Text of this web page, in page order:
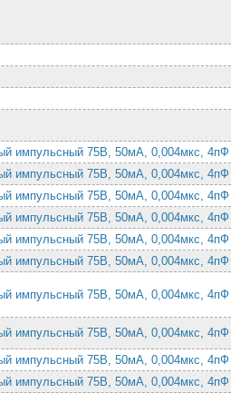
импульсный 75В, 50мА, 0,004мкс, 4пФ
импульсный 75В, 50мА, 0,004мкс, 4пФ
импульсный 75В, 50мА, 0,004мкс, 4пФ
импульсный 75В, 50мА, 0,004мкс, 4пФ
импульсный 75В, 50мА, 0,004мкс, 4пФ
импульсный 75В, 50мА, 0,004мкс, 4пФ
импульсный 75В, 50мА, 0,004мкс, 4пФ
импульсный 75В, 50мА, 0,004мкс, 4пФ
импульсный 75В, 50мА, 0,004мкс, 4пФ
импульсный 75В, 50мА, 0,004мкс, 4пФ